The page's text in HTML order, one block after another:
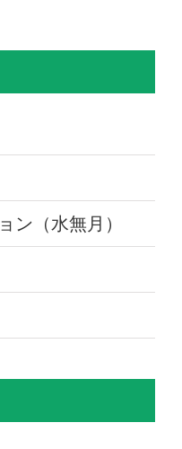
ン（水無月）